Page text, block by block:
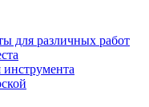
для различных работ